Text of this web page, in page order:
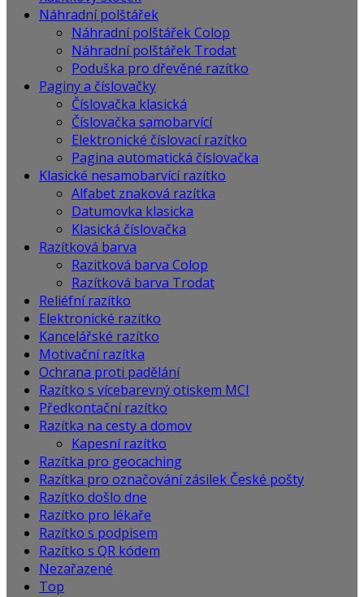
Náhradní polštářek
Náhradní polštářek Colop
Náhradní polštářek Trodat
Poduška pro dřevěné razítko
Paginy a číslovačky
Číslovačka klasická
Číslovačka samobarvící
Elektronické číslovací razítko
Pagina automatická číslovačka
Klasické nesamobarvící razítko
Alfabet znaková razítka
Datumovka klasicka
Klasická číslovačka
Razítková barva
Razitková barva Colop
Razítková barva Trodat
Reliéfní razítko
Elektronické razítko
Kancelářské razítko
Motivační razítka
Ochrana proti padělání
Razítko s vícebarevný otiskem MCI
Předkontační razítko
Razítka na cesty a domov
Kapesní razítko
Razítka pro geocaching
Razítka pro označování zásilek České pošty
Razítko došlo dne
Razítko pro lékaře
Razítko s podpisem
Razítko s QR kódem
Nezařazené
Top